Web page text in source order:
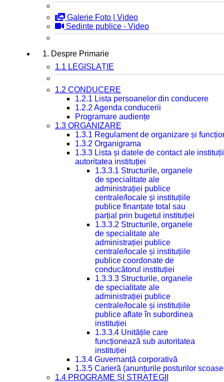
Galerie Foto | Video
Sedinte publice - Video
1. Despre Primarie
1.1 LEGISLAȚIE
1.2 CONDUCERE
1.2.1 Lista persoanelor din conducere
1.2.2 Agenda conducerii
Programare audiențe
1.3 ORGANIZARE
1.3.1 Regulament de organizare și
1.3.2 Organigrama
1.3.3 Lista și datele de contact ale
autoritatea instituției
1.3.3.1 Structurile, organele
de specialitate ale
administrației publice
centrale/locale și instituțiile
publice finanțate total sau
parțial prin bugetul instituției
1.3.3.2 Structurile, organele
de specialitate ale
administrației publice
centrale/locale și instituțiile
publice coordonate de
conducătorul instituției
1.3.3.3 Structurile, organele
de specialitate ale
administrației publice
centrale/locale și instituțiile
publice aflate în subordinea
instituției
1.3.3.4 Unitățile care
funcționează sub autoritatea
instituției
1.3.4 Guvernanță corporativă
1.3.5 Carieră (anunțurile posturilor
1.4 PROGRAME ȘI STRATEGII